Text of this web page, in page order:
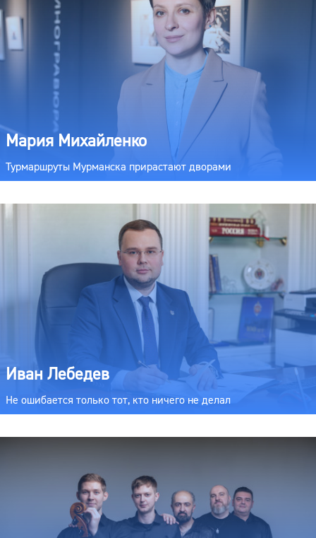
Мария Михайленко
Турмаршруты Мурманска прирастают дворами
Иван Лебедев
Не ошибается только тот, кто ничего не делал